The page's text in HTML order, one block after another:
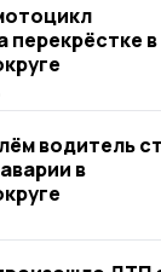
перекрёстке в
водитель
в